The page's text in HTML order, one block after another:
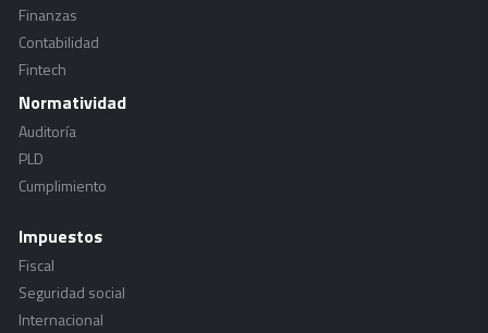
Finanzas
Contabilidad
Fintech
Normatividad
Auditoría
PLD
Cumplimiento
Impuestos
Fiscal
Seguridad social
Internacional